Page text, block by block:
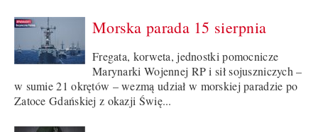
Morska parada 15 sierpnia
Fregata, korweta, jednostki pomocnicze
Marynarki Wojennej RP i sił sojuszniczych –
w sumie 21 okrętów – wezmą udział w morskiej paradzie po
Zatoce Gdańskiej z okazji Świę...